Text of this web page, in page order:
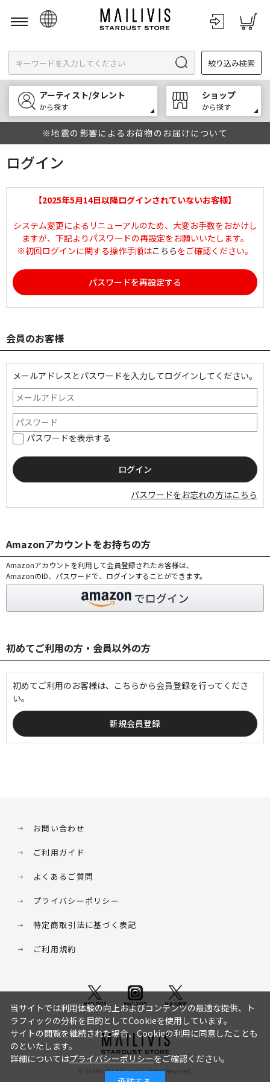
English
한국어
中文
絞り込み検索
アーティスト/タレント
から探す
ショップ
から探す
※地震の影響によるお荷物のお届けについて
ログイン
【2025年5月14日以降ログインされていないお客様】
システム変更によるリニューアルのため、大変お手数をおかけし
ますが、下記よりパスワードの再設定をお願いいたします。
※初回ログインに関する操作手順はこちらをご確認ください。
パスワードを再設定する
会員のお客様
メールアドレスとパスワードを入力してログインしてください。
パスワードを表示する
パスワードをお忘れの方はこちら
Amazonアカウントをお持ちの方
Amazonアカウントを利用して会員登録されたお客様は、
AmazonのID、パスワードで、ログインすることができます。
初めてご利用の方・会員以外の方
初めてご利用のお客様は、こちらから会員登録を行ってくださ
い。
お問い合わせ
ご利用ガイド
よくあるご質問
プライバシーポリシー
特定商取引法に基づく表記
ご利用規約
© STARDUST HD. inc. All Rights Reserved.
当サイトでは利用体験の向上およびコンテンツの最適な提供、ト
ラフィックの分析を目的としてCookieを使用しています。
サイトの閲覧を継続された場合、Cookieの利用に同意したことも
のといたします。
詳細についてはプライバシーポリシーをご確認ください。